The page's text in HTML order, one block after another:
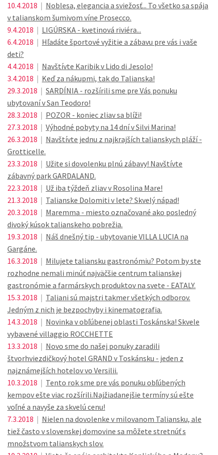
10.4.2018 | Noblesa, elegancia a sviežosť... To všetko sa spája
v talianskom šumivom víne Prosecco.
9.4.2018 | LIGÚRSKA - kvetinová riviéra...
6.4.2018 | Hľadáte športové vyžitie a zábavu pre vás i vaše
deti?
4.4.2018 | Navštívte Karibik v Lido di Jesolo!
3.4.2018 | Keď za nákupmi, tak do Talianska!
29.3.2018 | SARDÍNIA - rozšírili sme pre Vás ponuku
ubytovaní v San Teodoro!
28.3.2018 | POZOR - koniec zliav sa blíži!
27.3.2018 | Výhodné pobyty na 14 dní v Silvi Marina!
26.3.2018 | Navštívte jednu z najkrajších talianskych pláží -
Grotticelle.
23.3.2018 | Užite si dovolenku plnú zábavy! Navštívte
zábavný park GARDALAND.
22.3.2018 | Už iba týždeň zliav v Rosolina Mare!
21.3.2018 | Talianske Dolomiti v lete? Skvelý nápad!
20.3.2018 | Maremma - miesto označované ako posledný
divoký kúsok talianskeho pobrežia.
19.3.2018 | Náš dnešný tip - ubytovanie VILLA LUCIA na
Gargáne.
16.3.2018 | Milujete taliansku gastronómiu? Potom by ste
rozhodne nemali minúť najväčšie centrum talianskej
gastronómie a farmárskych produktov na svete - EATALY.
15.3.2018 | Taliani sú majstri takmer všetkých odborov.
Jedným z nich je bezpochyby i kinematografia.
14.3.2018 | Novinka v obľúbenej oblasti Toskánska! Skvele
vybavené villaggio ROCCHETTE
13.3.2018 | Novo sme do našej ponuky zaradili
štvorhviezdičkový hotel GRAND v Toskánsku - jeden z
najznámejších hotelov vo Versilii.
10.3.2018 | Tento rok sme pre vás ponuku obľúbených
kempov ešte viac rozšírili.Najžiadanejšie termíny sú ešte
voľné a navyše za skvelú cenu!
7.3.2018 | Nielen na dovolenke v milovanom Taliansku, ale
tiež často v slovenskej domovine sa môžete stretnúť s
množstvom talianskych slov.